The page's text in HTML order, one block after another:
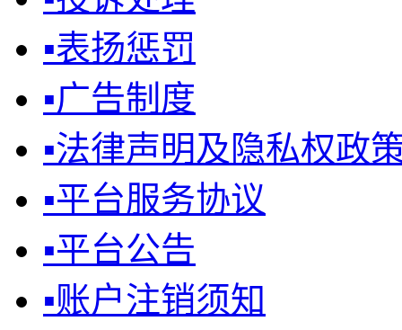
▪表扬惩罚
▪广告制度
▪法律声明及隐私权政
▪平台服务协议
▪平台公告
▪账户注销须知